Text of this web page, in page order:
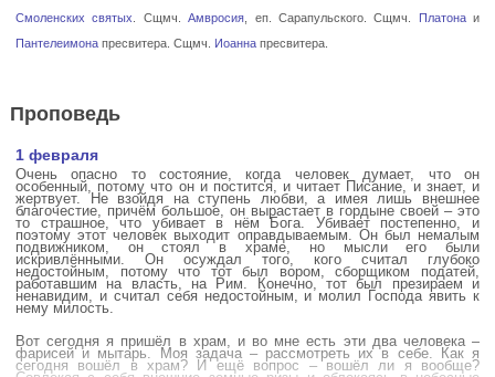
Смоленских святых
. Сщмч.Амвросия , еп. Сарапульского. Сщмч. Платонаи
Пантелеимонапресвитера. Сщмч. Иоаннапресвитера.
Проповедь
1 февраля
Очень опасно то состояние, когда человек думает, что он
особенный, потому что он и постится, и читает Писание, и знает, и
жертвует. Не взойдя на ступень любви, а имея лишь внешнее
благочестие, причём большое, он вырастает в гордыне своей – это
то страшное, что убивает в нём Бога. Убивает постепенно, и
поэтому этот человек выходит оправдываемым. Он был немалым
подвижником, он стоял в храме, но мысли его были
искривлёнными. Он осуждал того, кого считал глубоко
недостойным, потому что тот был вором, сборщиком податей,
работавшим на власть, на Рим. Конечно, тот был презираем и
ненавидим, и считал себя недостойным, и молил Господа явить к
нему милость.
Вот сегодня я пришёл в храм, и во мне есть эти два человека –
фарисей и мытарь. Моя задача – рассмотреть их в себе. Как я
сегодня вошёл в храм? И ещё вопрос – вошёл ли я вообще?